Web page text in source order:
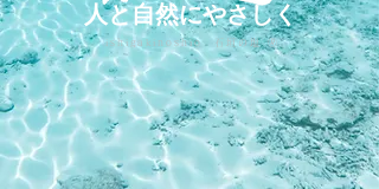
人と自然にやさしく
ishigakinoshio 石垣の塩 🄬